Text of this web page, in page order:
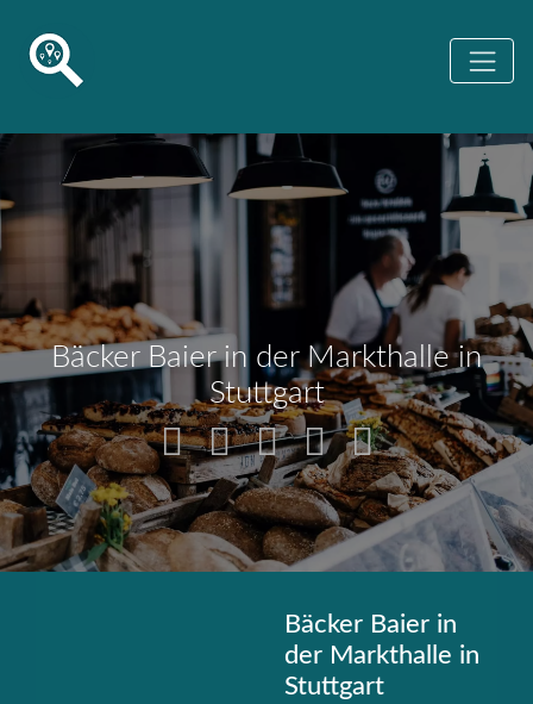
Bäcker Baier in der Markthalle in
Stuttgart
Bäcker Baier in
der Markthalle in
Stuttgart